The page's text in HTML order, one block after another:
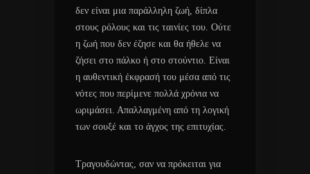
δεν είναι μια παράλληλη ζωή, δίπλα
στους ρόλους και τις ταινίες του. Ούτε
η ζωή που δεν έζησε και θα ήθελε να
ζήσει στο πάλκο ή στο στούντιο. Είναι
η αυθεντική έκφρασή του μέσα από τις
νότες που περίμενε πολλά χρόνια να
ωριμάσει. Απαλλαγμένη από τη λογική
των σουξέ και το άγχος της επιτυχίας.
Τραγουδώντας, σαν να πρόκειται για